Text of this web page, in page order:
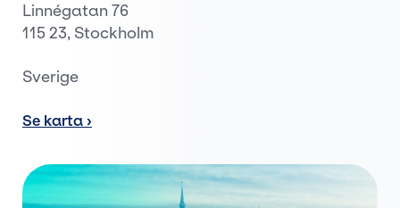
Linnégatan 76
115 23, Stockholm
Sverige
Se karta